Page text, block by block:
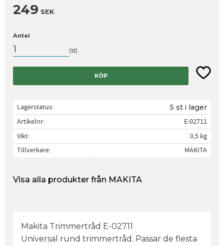
249 SEK
Antal
st
KÖP Lägg
Lagerstatus 5 st i lager
Artikelnr
E-02711
Vikt
0,5 kg
Tillverkare
MAKITA
Visa alla produkter från MAKITA
Makita Trimmertråd E-02711
Universal rund trimmertråd. Passar de flesta